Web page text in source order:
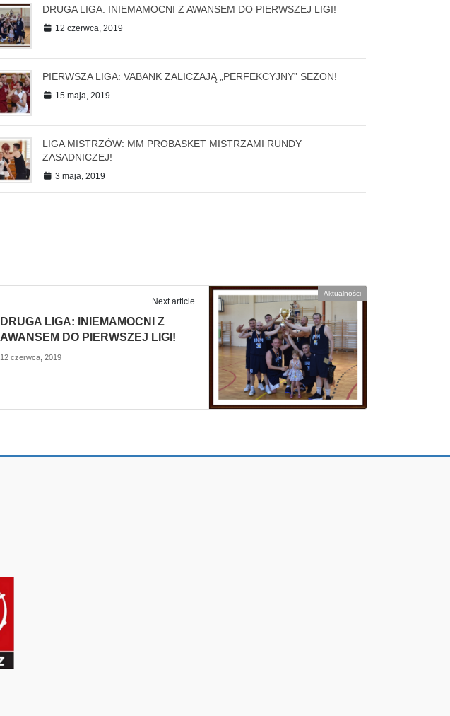
DRUGA LIGA: INIEMAMOCNI Z AWANSEM DO PIERWSZEJ LIGI!
12 czerwca, 2019
PIERWSZA LIGA: VABANK ZALICZAJĄ „PERFEKCYJNY” SEZON!
15 maja, 2019
LIGA MISTRZÓW: MM PROBASKET MISTRZAMI RUNDY
ZASADNICZEJ!
3 maja, 2019
Aktualności
Next article
DRUGA LIGA: INIEMAMOCNI Z
AWANSEM DO PIERWSZEJ LIGI!
12 czerwca, 2019